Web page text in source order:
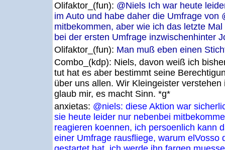
Olifaktor_(fun): @Niels Ich war heute
im Auto und habe daher die Umfrage von
mitbekommen, aber wie ich das letzte
bei der ersten Umfrage inzwischenhinter
Olifaktor_(fun): Man muß eben einen
Combo_(kdp): Niels, davon weiß ich
tut hat es aber bestimmt seine
über uns allen. Wir Kleingeister
glaub mir, es macht Sinn. *g*
anxietas: @niels: diese Aktion war
sie heute leider nur nebenbei
reagieren koennen, ich persoenlich kann
einer Umfrage rausfliege, warum elVosso